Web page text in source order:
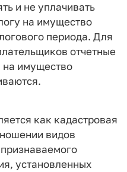
и не уплачивать
на имущество
периода. Для
отчетные
на имущество
как кадастровая
видов
установленных